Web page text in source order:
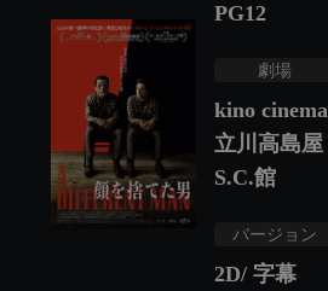
PG12
劇場
kino cinema
立川高島屋
S.C.館
バージョン
2D/ 字幕